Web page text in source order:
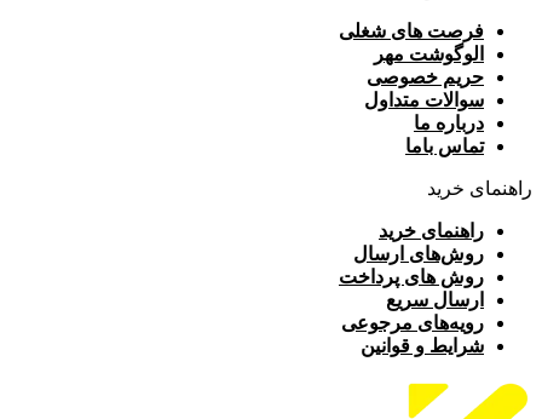
فرصت های شغلی
الوگوشت مهر
حریم خصوصی
سوالات متداول
درباره ما
تماس باما
راهنمای خرید
راهنمای خرید
روش‌های ارسال
روش های پرداخت
ارسال سریع
رویه‌های مرجوعی
شرایط و قوانین